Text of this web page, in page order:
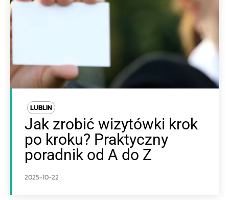
LUBLIN
Jak zrobić wizytówki krok
po kroku? Praktyczny
poradnik od A do Z
2025-10-22